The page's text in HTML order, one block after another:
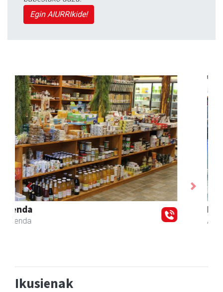
Egin AIURRIkide!
Elizondo taberna
Andoain
Previous Next
Ikusienak